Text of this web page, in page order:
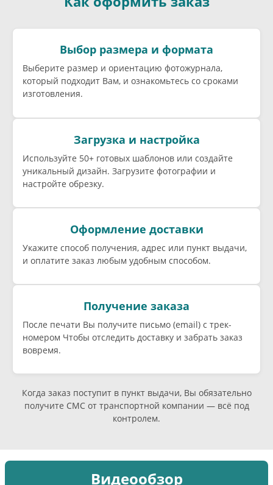
Выбор размера и формата
Выберите размер и ориентацию фотожурнала,
который подходит Вам, и ознакомьтесь со сроками
изготовления.
Загрузка и настройка
Используйте 50+ готовых шаблонов или создайте
уникальный дизайн. Загрузите фотографии и
настройте обрезку.
Оформление доставки
Укажите способ получения, адрес или пункт выдачи,
и оплатите заказ любым удобным способом.
Получение заказа
После печати Вы получите письмо (email) c трек-
номером Чтобы отследить доставку и забрать заказ
вовремя.
Когда заказ поступит в пункт выдачи, Вы обязательно
получите СМС от транспортной компании — всё под
контролем.
Видеообзор